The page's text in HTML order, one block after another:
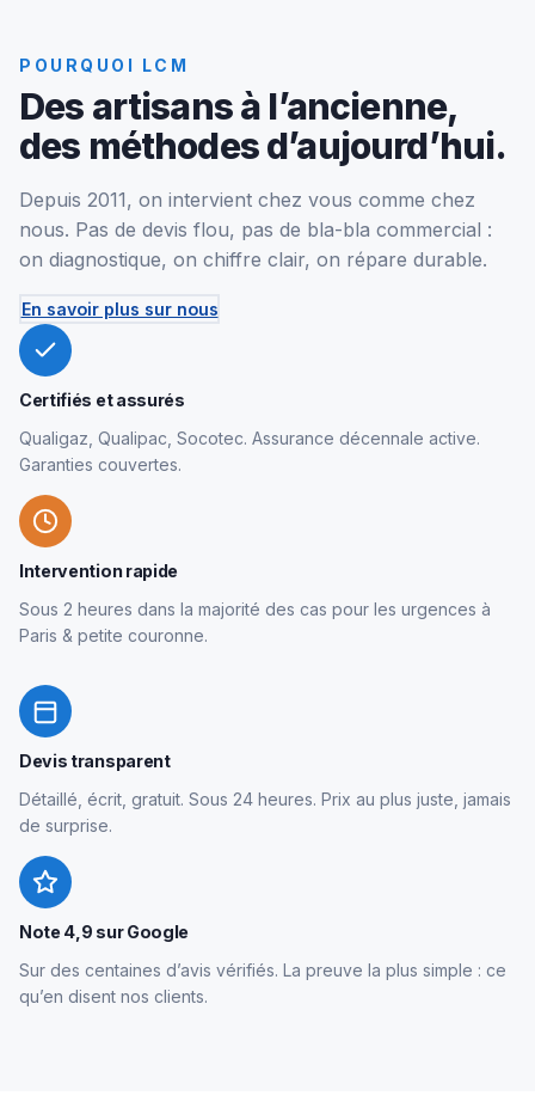
POURQUOI LCM
Des artisans à l’ancienne,
des méthodes d’aujourd’hui.
Depuis 2011, on intervient chez vous comme chez
nous. Pas de devis flou, pas de bla-bla commercial :
on diagnostique, on chiffre clair, on répare durable.
En savoir plus sur nous
Certifiés et assurés
Qualigaz, Qualipac, Socotec. Assurance décennale active.
Garanties couvertes.
Intervention rapide
Sous 2 heures dans la majorité des cas pour les urgences à
Paris & petite couronne.
Devis transparent
Détaillé, écrit, gratuit. Sous 24 heures. Prix au plus juste, jamais
de surprise.
Note 4,9 sur Google
Sur des centaines d’avis vérifiés. La preuve la plus simple : ce
qu’en disent nos clients.